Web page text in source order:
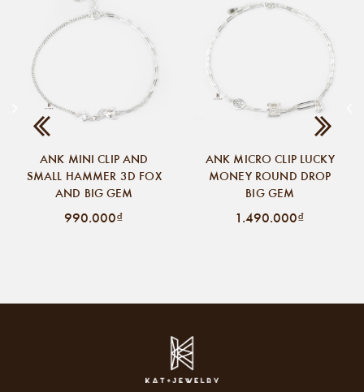
ANK MINI CLIP AND
SMALL HAMMER 3D FOX
AND BIG GEM
990.000₫
ANK MICRO CLIP LUCKY
MONEY ROUND DROP
BIG GEM
1.490.000₫